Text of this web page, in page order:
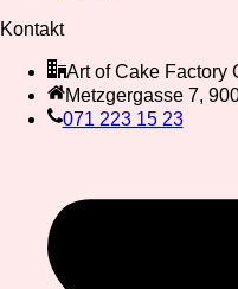
Kontakt
Art of Cake Factory
Metzgergasse 7,
071 223 15 23